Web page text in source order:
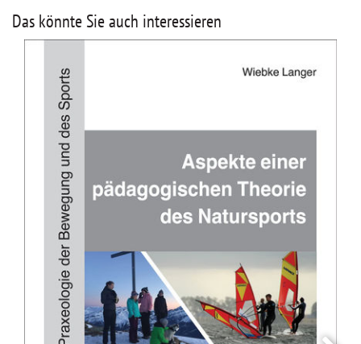
Das könnte Sie auch interessieren